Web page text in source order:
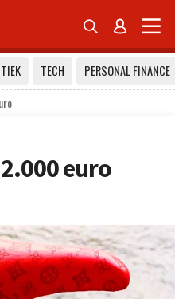
 
TECH
PERSONAL FINANCE
euro